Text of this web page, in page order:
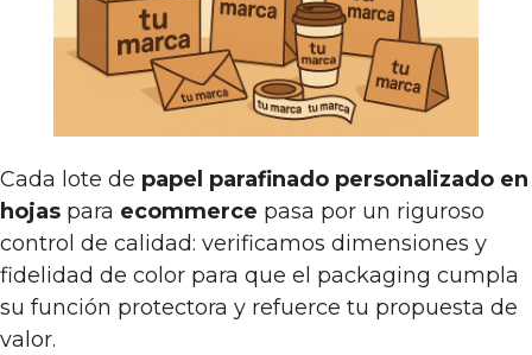
Cada lote de papel parafinado personalizado en
hojas para ecommerce pasa por un riguroso
control de calidad: verificamos dimensiones y
fidelidad de color para que el packaging cumpla
su función protectora y refuerce tu propuesta de
valor.